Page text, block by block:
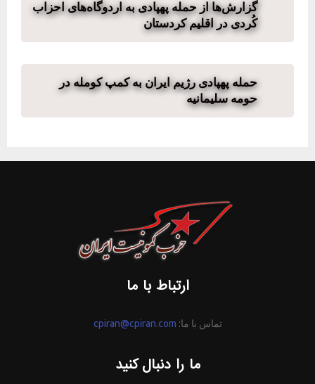
گزارش‌ها از حمله پهپادی به اردوگاه‌های احزاب
کُردی در اقلیم کردستان
حمله پهپادی رژیم ایران به کمپ کومله در
حومه سلیمانیه
ارتباط با ما
تماس با ما: cpiran@cpiran.com
ما را دنبال کنید